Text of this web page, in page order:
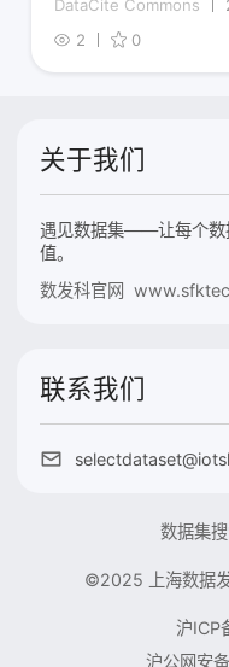
DataCite Commons
2
0
关于我们
遇见数据集——让每个数
值。
数发科官网
联系我们
数据集
©2025 上海数据
沪ICP
沪公网安